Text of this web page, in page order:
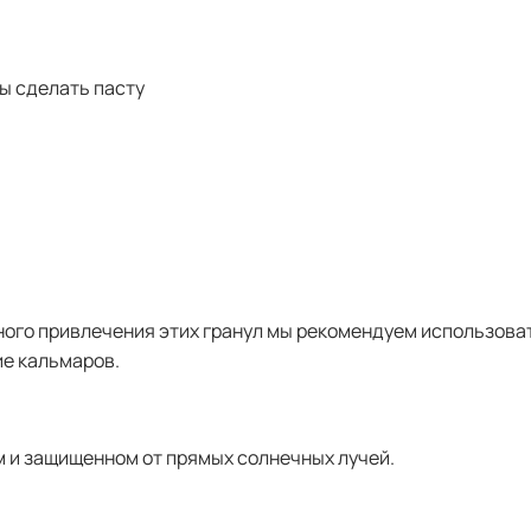
сделать пасту
привлечения этих гранул мы рекомендуем
кальмаров.
и защищенном от прямых солнечных лучей.